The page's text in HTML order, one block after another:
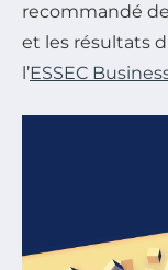
recommandé
et les résultats
l’ESSEC